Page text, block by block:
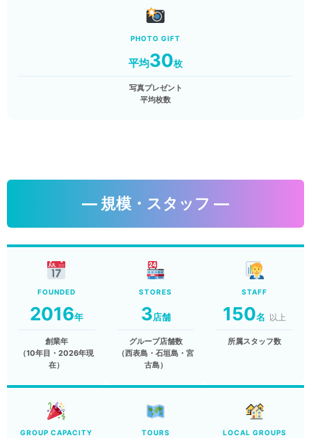
PHOTO GIFT
平均30枚
写真プレゼント
平均枚数
― 規模・スタッフ ―
FOUNDED
2016年
創業年
（10年目・2026年現
在）
STORES
3店舗
グループ店舗数
（西表島・石垣島・宮
古島）
STAFF
150名 以上
所属スタッフ数
GROUP CAPACITY TOURS LOCAL GROUPS